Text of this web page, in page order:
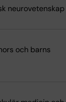
neurovetenskap
och barns